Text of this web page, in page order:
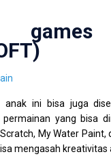
anak ini bisa juga
yang bisa
My Water
mengasah kreativitas